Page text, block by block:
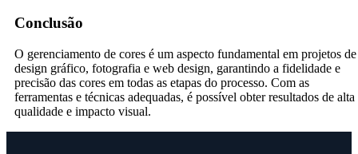
Conclusão
O gerenciamento de cores é um aspecto fundamental em projetos de
design gráfico, fotografia e web design, garantindo a fidelidade e
precisão das cores em todas as etapas do processo. Com as
ferramentas e técnicas adequadas, é possível obter resultados de alta
qualidade e impacto visual.